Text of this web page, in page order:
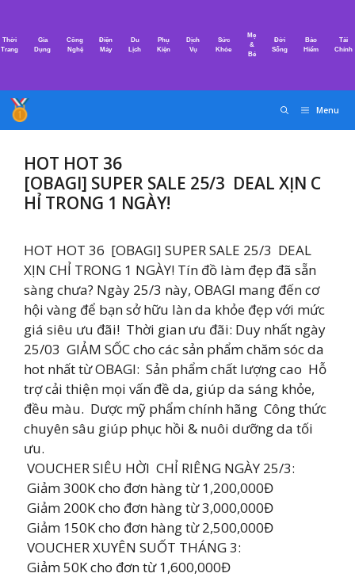
nội
Thời
Trang
Gia
Dụng
Công
Nghệ
Điện
Máy
Du
Lịch
Phụ
Kiện
Dịch
Vụ
Sức
Khỏe
Mẹ
&
Bé
Đời
Sống
Bảo
Hiểm
Tài
Chính
Menu
HOT HOT 36
[OBAGI] SUPER SALE 25/3 DEAL XỊN C
HỈ TRONG 1 NGÀY!
HOT HOT 36 [OBAGI] SUPER SALE 25/3 DEAL
XỊN CHỈ TRONG 1 NGÀY! Tín đồ làm đẹp đã sẵn
sàng chưa? Ngày 25/3 này, OBAGI mang đến cơ
hội vàng để bạn sở hữu làn da khỏe đẹp với mức
giá siêu ưu đãi! Thời gian ưu đãi: Duy nhất ngày
25/03 GIẢM SỐC cho các sản phẩm chăm sóc da
hot nhất từ OBAGI: Sản phẩm chất lượng cao Hỗ
trợ cải thiện mọi vấn đề da, giúp da sáng khỏe,
đều màu. Dược mỹ phẩm chính hãng Công thức
chuyên sâu giúp phục hồi & nuôi dưỡng da tối
ưu.
VOUCHER SIÊU HỜI CHỈ RIÊNG NGÀY 25/3:
Giảm 300K cho đơn hàng từ 1,200,000Đ
Giảm 200K cho đơn hàng từ 3,000,000Đ
Giảm 150K cho đơn hàng từ 2,500,000Đ
VOUCHER XUYÊN SUỐT THÁNG 3:
Giảm 50K cho đơn từ 1,600,000Đ